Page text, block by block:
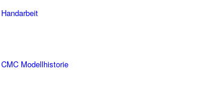
Handarbeit
CMC Modellhistorie